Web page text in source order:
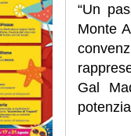
“Un
Monte
Gal